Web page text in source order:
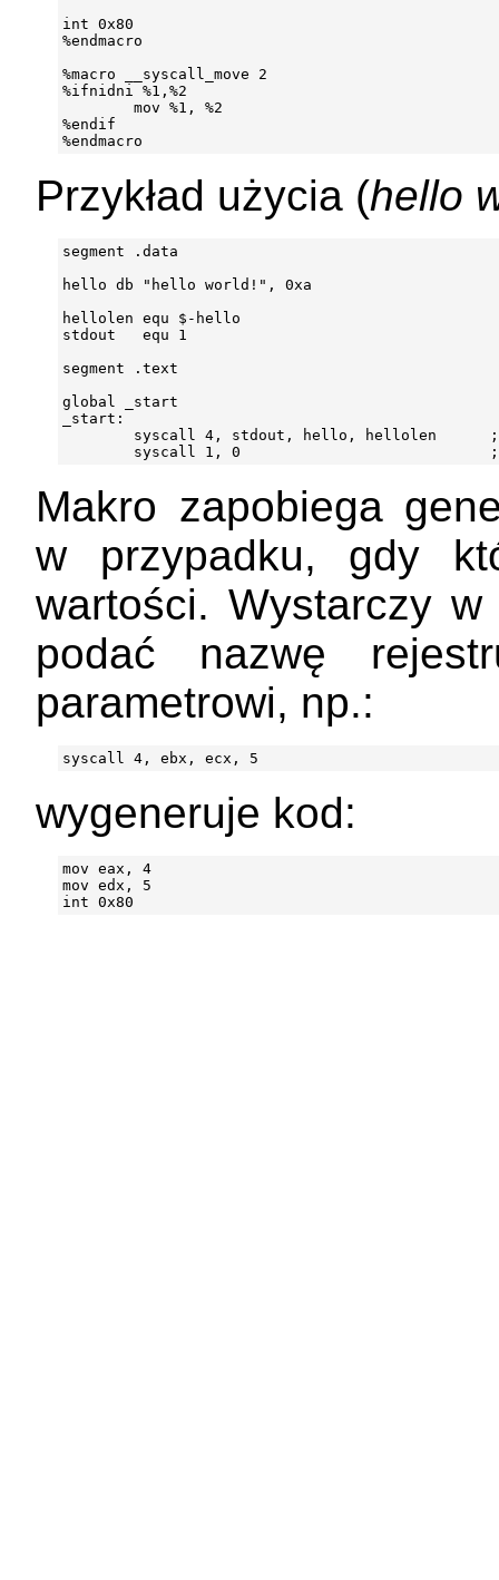
int 0x80
%endmacro
%macro __syscall_move 2
%ifnidni %1,%2
        mov %1, %2
%endif
Przykład użycia (hello
segment .data
hello db "hello world!", 0xa
hellolen equ $-hello
stdout   equ 1
segment .text
global _start
_start:
syscall 4, stdout, hello, hellolen
Makro zapobiega
w przypadku, gdy
wartości. Wystarczy
podać nazwę
parametrowi, np.:
wygeneruje kod:
mov eax, 4
mov edx, 5